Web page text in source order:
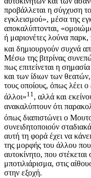
προβάλλεται η σύγχυση
εγκλεισμού», μέσα της
αποκαλύπτονται,
ή μαριονέτες λούνα
και δημιουργούν συχνά
Μέσω της βιτρίνας
πως επιτείνεται η
και των ίδιων των
τους οποίους, όπως λέει ο
άλλοι»11, αλλά και
ανακαλύπτουν ότι
όπως διαπιστώνει ο
συνειδητοποιούν
αυτή τη φορά έχει να
της μορφής του άλλου
αυτοκίνητο, που στέκεται
μποτιλιάρισμα, στις
στην εξοχή.